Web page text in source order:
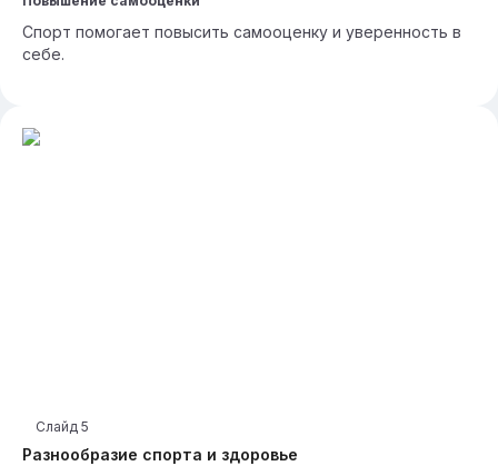
Спорт помогает повысить самооценку и уверенность в
себе.
Разнообразие спорта и здоровье
Слайд 5